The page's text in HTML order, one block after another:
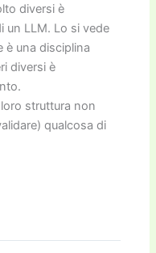
diversi è
un LLM. Lo si vede
è una disciplina
diversi è
struttura non
qualcosa di